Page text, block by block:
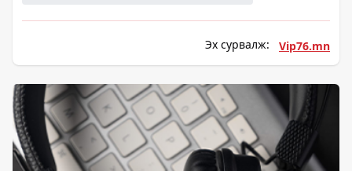
Эх сурвалж: Vip76.mn